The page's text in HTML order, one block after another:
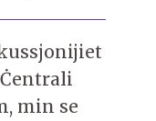
min se